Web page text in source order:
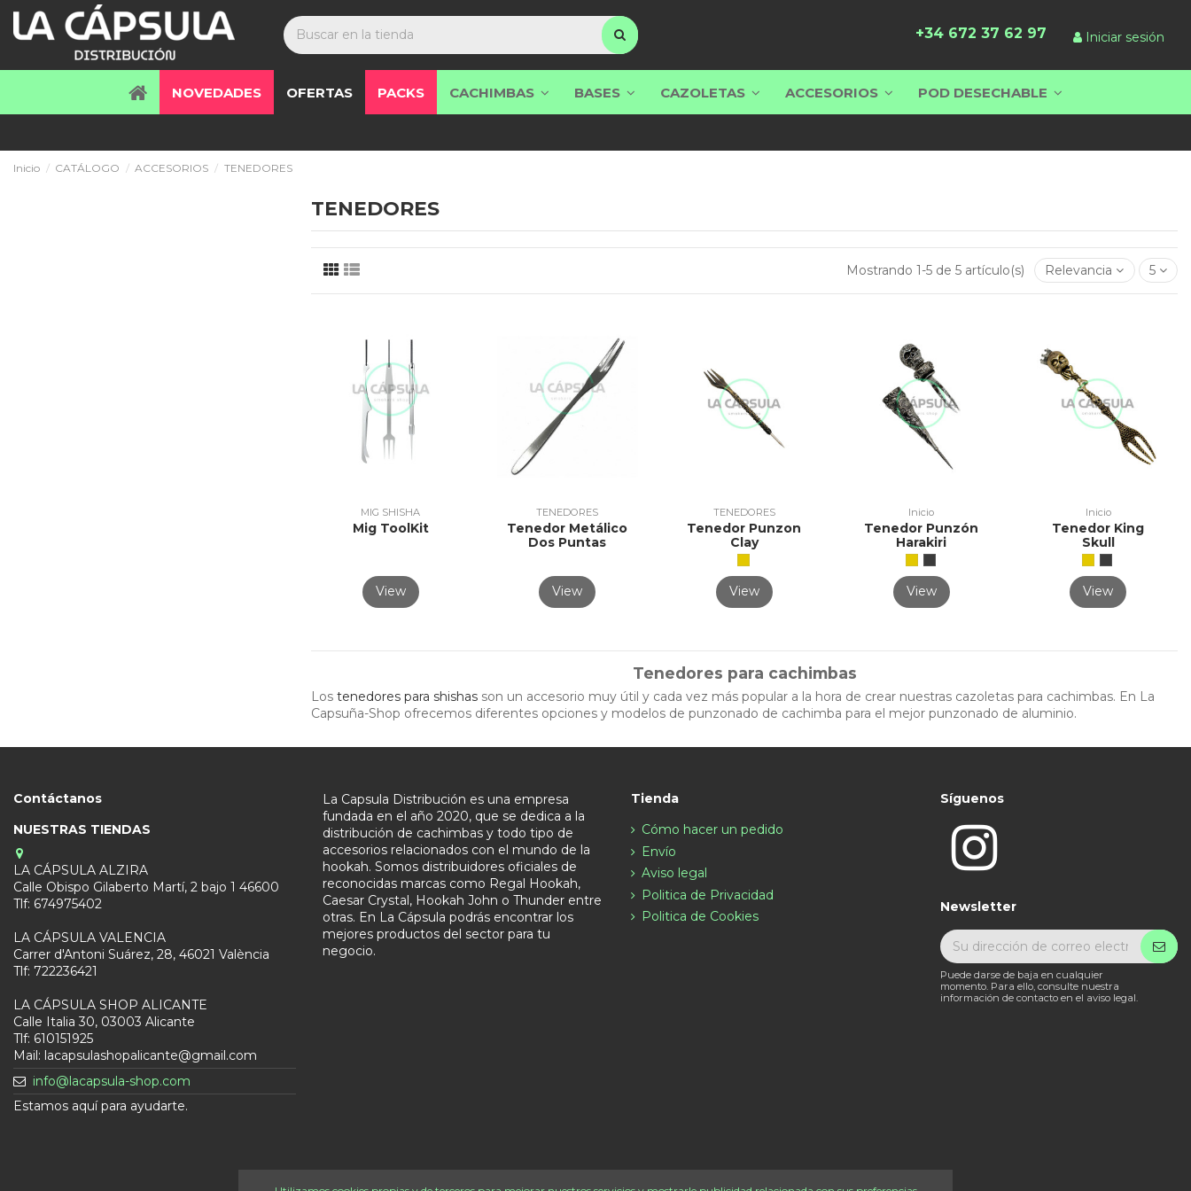
+34 672 37 62 97 Iniciar sesión
NOVEDADES OFERTAS PACKS CACHIMBAS BASES CAZOLETAS ACCESORIOS POD DESECHABLE
Inicio CATÁLOGO ACCESORIOS TENEDORES
TENEDORES
Mostrando 1-5 de 5 artículo(s) Relevancia 5
MIG SHISHA
Mig ToolKit
View
TENEDORES
Tenedor Metálico
Dos Puntas
View
TENEDORES
Tenedor Punzon
Clay
View
Inicio
Tenedor Punzón
Harakiri
View
Inicio
Tenedor King
Skull
View
Tenedores para cachimbas
Los tenedores para shishas son un accesorio muy útil y cada vez más popular a la hora de crear nuestras cazoletas para cachimbas. En La
Capsuña-Shop ofrecemos diferentes opciones y modelos de punzonado de cachimba para el mejor punzonado de aluminio.
Contáctanos
NUESTRAS TIENDAS
LA CÁPSULA ALZIRA
Calle Obispo Gilaberto Martí, 2 bajo 1 46600
Tlf: 674975402
LA CÁPSULA VALENCIA
Carrer d'Antoni Suárez, 28, 46021 València
Tlf: 722236421
LA CÁPSULA SHOP ALICANTE
Calle Italia 30, 03003 Alicante
Tlf: 610151925
Mail: lacapsulashopalicante@gmail.com
info@lacapsula-shop.com
Estamos aquí para ayudarte.
La Capsula Distribución es una empresa
fundada en el año 2020, que se dedica a la
distribución de cachimbas y todo tipo de
accesorios relacionados con el mundo de la
hookah. Somos distribuidores oficiales de
reconocidas marcas como Regal Hookah,
Caesar Crystal, Hookah John o Thunder entre
otras. En La Cápsula podrás encontrar los
mejores productos del sector para tu
negocio.
Tienda
Cómo hacer un pedido
Envío
Aviso legal
Politica de Privacidad
Politica de Cookies
Síguenos
Newsletter
Puede darse de baja en cualquier
momento. Para ello, consulte nuestra
información de contacto en el aviso legal.